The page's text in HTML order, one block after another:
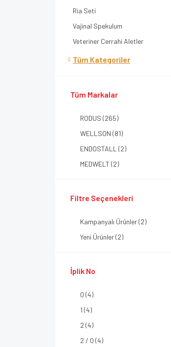
Ria Seti
Vajinal Spekulum
Veteriner Cerrahi Aletler
Tüm Kategoriler
Tüm Markalar
RODUS (265)
WELLSON (81)
ENDOSTALL (2)
MEDWELT (2)
Filtre Seçenekleri
Kampanyalı Ürünler (2)
Yeni Ürünler (2)
İplik No
0 (4)
1 (4)
2 (4)
2 / 0 (4)